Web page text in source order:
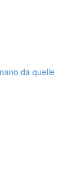
da quelle